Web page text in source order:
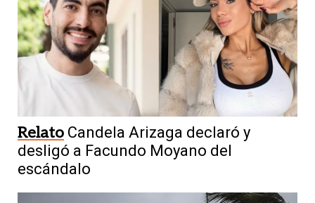
Relato Candela Arizaga declaró y
desligó a Facundo Moyano del
escándalo